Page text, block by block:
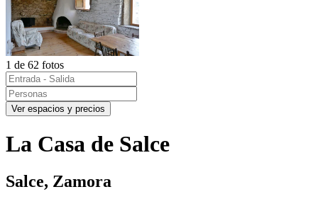
1 de 62 fotos
Ver espacios y precios
La Casa de Salce
Salce, Zamora